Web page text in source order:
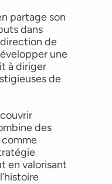
partage son
dans
direction de
une
à diriger
de
des
en valorisant